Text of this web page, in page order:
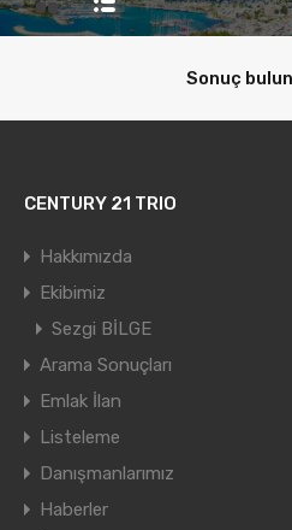
Sonuç
CENTURY 21 TRIO
Hakkımızda
Ekibimiz
Sezgi BİLGE
Arama Sonuçları
Emlak İlan
Listeleme
Danışmanlarımız
Haberler